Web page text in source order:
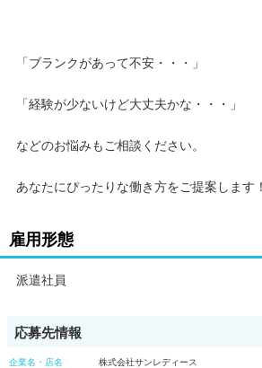
「ブランクがあって不安・・・」
「経験が少ないけど大丈夫かな・・・」
などのお悩みもご相談ください。
あなたにぴったりな働き方をご提案します！
雇用形態
派遣社員
応募先情報
企業名・店名 株式会社サンレディース